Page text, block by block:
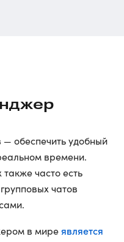
обеспечить удобный
времени.
часто есть
чатов
в миреявляется